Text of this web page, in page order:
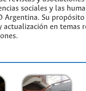
sociales y las
Argentina. Su
actualización en temas